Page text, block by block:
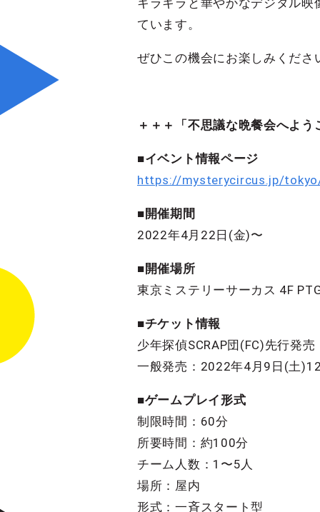
キラキラと華やかなデジタル
ています。
ぜひこの機会にお楽しみくださ
＋＋＋「不思議な晩餐会へよう
■イベント情報ページ
https://mysterycircus.jp/
■開催期間
2022年4月22日(金)〜
■開催場所
東京ミステリーサーカス 4F
■チケット情報
少年探偵SCRAP団(FC)先行発
一般発売：2022年4月9日(土
■ゲームプレイ形式
制限時間：60分
所要時間：約100分
チーム人数：1〜5人
場所：屋内
形式：一斉スタート型